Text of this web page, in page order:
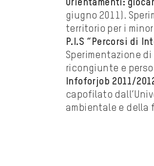
Orientamenti:
giugno 2011).
territorio per i
P.I.S “Percorsi di
Sperimentazione
ricongiunte e
Infoforjob 2011/
capofilato
ambientale e della